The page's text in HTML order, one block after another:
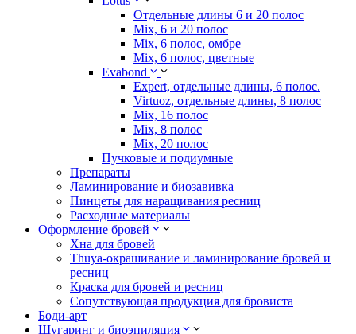
Отдельные длины 6 и 20 полос
Mix, 6 и 20 полос
Mix, 6 полос, омбре
Mix, 6 полос, цветные
Evabond
Expert, отдельные длины, 6 полос.
Virtuoz, отдельные длины, 8 полос
Mix, 16 полос
Mix, 8 полос
Mix, 20 полос
Пучковые и подиумные
Препараты
Ламинирование и биозавивка
Пинцеты для наращивания ресниц
Расходные материалы
Оформление бровей
Хна для бровей
Thuya-окрашивание и ламинирование бровей и
ресниц
Краска для бровей и ресниц
Сопутствующая продукция для бровиста
Боди-арт
Шугаринг и биоэпиляция